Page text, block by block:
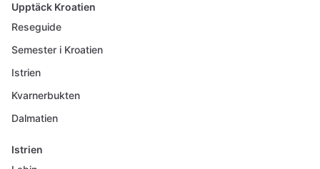
Upptäck Kroatien
Reseguide
Semester i Kroatien
Istrien
Kvarnerbukten
Dalmatien
Istrien